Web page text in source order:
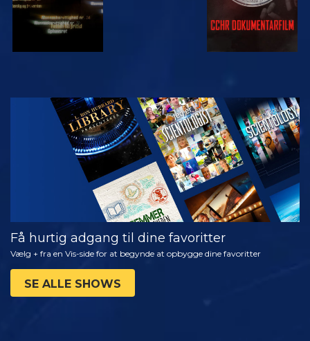
SE
UDFORSK
SERIEN
Få hurtig adgang til dine favoritter
Vælg + fra en Vis-side for at begynde at opbygge dine favoritter
SE ALLE SHOWS